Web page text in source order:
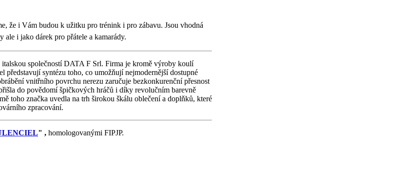
že i Vám budou k užitku pro trénink i pro zábavu. Jsou vhodná
ale i jako dárek pro přátele a kamarády.
společností DATA F Srl. Firma je kromě výroby koulí
syntézu toho, co umožňují nejmodernější dostupné
vnitřního povrchu nerezu zaručuje bezkonkurenční přesnost
do povědomí špičkových hráčů i díky revolučním barevně
toho značka uvedla na trh širokou škálu oblečení a doplňků, které
zpracování.
" , homologovanými FIPJP.